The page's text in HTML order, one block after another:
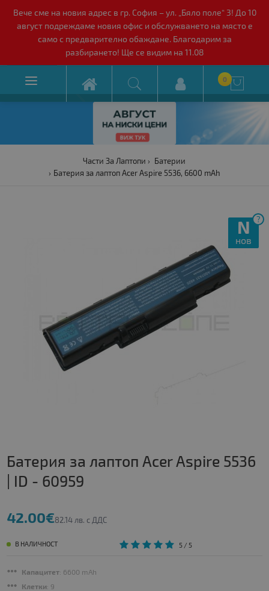
Вече сме на новия адрес в гр. София – ул. „Бяло поле“ 3! До 10
август подреждаме новия офис и обслужването на място е
само с предварително обаждане. Благодарим за
разбирането! Ще се видим на 11.08
 0 
Части За Лаптопи
Батерии
Батерия за лаптоп Acer Aspire 5536, 6600 mAh
?
N
нов
Батерия за лаптоп Acer Aspire 5536
| ID - 60959
42.00€82.14 лв. с ДДС
В НАЛИЧНОСТ 5/ 5
Капацитет: 6600 mAh
Клетки: 9